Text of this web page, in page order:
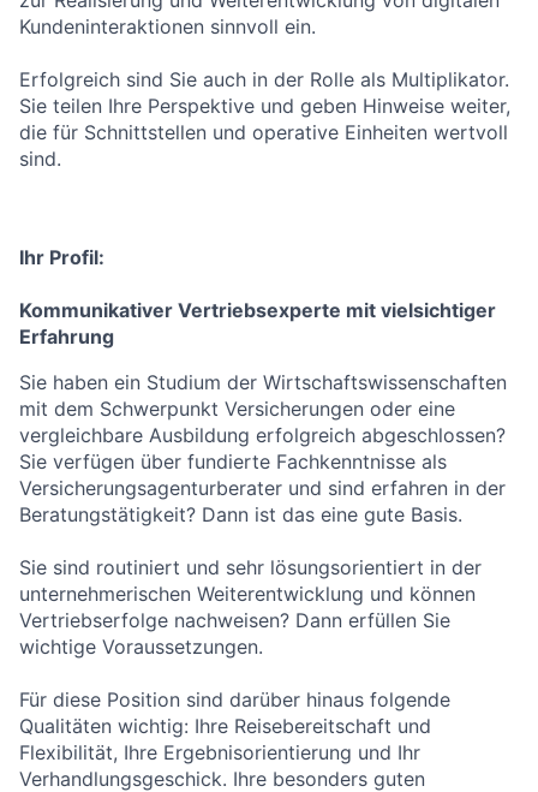
Kundeninteraktionen sinnvoll ein.
Erfolgreich sind Sie auch in der Rolle als Multiplikator.
Sie teilen Ihre Perspektive und geben Hinweise weiter,
die für Schnittstellen und operative Einheiten wertvoll
sind.
Ihr Profil:
Kommunikativer Vertriebsexperte mit vielsichtiger
Erfahrung
Sie haben ein Studium der Wirtschaftswissenschaften
mit dem Schwerpunkt Versicherungen oder eine
vergleichbare Ausbildung erfolgreich abgeschlossen?
Sie verfügen über fundierte Fachkenntnisse als
Versicherungsagenturberater und sind erfahren in der
Beratungstätigkeit? Dann ist das eine gute Basis.
Sie sind routiniert und sehr lösungsorientiert in der
unternehmerischen Weiterentwicklung und können
Vertriebserfolge nachweisen? Dann erfüllen Sie
wichtige Voraussetzungen.
Für diese Position sind darüber hinaus folgende
Qualitäten wichtig: Ihre Reisebereitschaft und
Flexibilität, Ihre Ergebnisorientierung und Ihr
Verhandlungsgeschick. Ihre besonders guten